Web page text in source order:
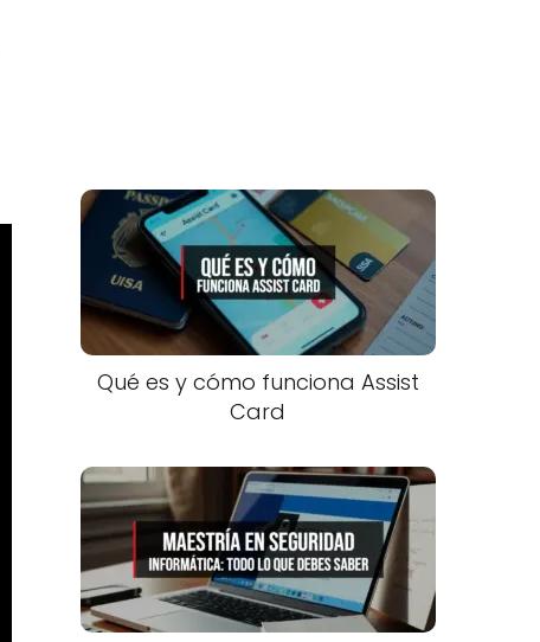
Qué es y cómo funciona Assist
Card